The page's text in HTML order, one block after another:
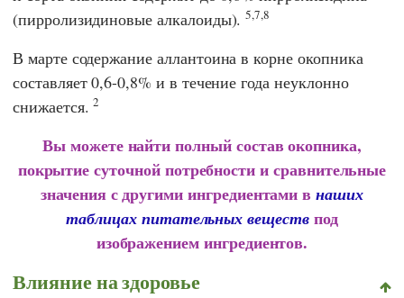
(пирролизидиновые алкалоиды).5,7,8
В марте содержание аллантоина в корне окопника
составляет 0,6-0,8% и в течение года неуклонно
снижается.2
Вы можете найти полный состав окопника,
покрытие суточной потребности и сравнительные
значения с другими ингредиентами внаших
таблицах питательных веществпод
изображением ингредиентов.
Влияние на здоровье